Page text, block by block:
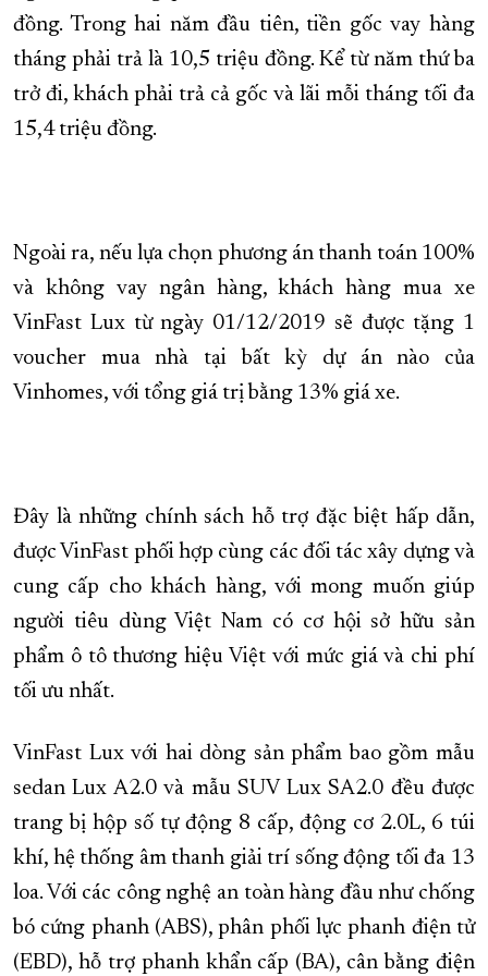
đồng. Trong hai năm đầu tiên, tiền gốc vay hàng
tháng phải trả là 10,5 triệu đồng. Kể từ năm thứ ba
trở đi, khách phải trả cả gốc và lãi mỗi tháng tối đa
15,4 triệu đồng.
Ngoài ra, nếu lựa chọn phương án thanh toán 100%
và không vay ngân hàng, khách hàng mua xe
VinFast Lux từ ngày 01/12/2019 sẽ được tặng 1
voucher mua nhà tại bất kỳ dự án nào của
Vinhomes, với tổng giá trị bằng 13% giá xe.
Đây là những chính sách hỗ trợ đặc biệt hấp dẫn,
được VinFast phối hợp cùng các đối tác xây dựng và
cung cấp cho khách hàng, với mong muốn giúp
người tiêu dùng Việt Nam có cơ hội sở hữu sản
phẩm ô tô thương hiệu Việt với mức giá và chi phí
tối ưu nhất.
VinFast Lux với hai dòng sản phẩm bao gồm mẫu
sedan Lux A2.0 và mẫu SUV Lux SA2.0 đều được
trang bị hộp số tự động 8 cấp, động cơ 2.0L, 6 túi
khí, hệ thống âm thanh giải trí sống động tối đa 13
loa. Với các công nghệ an toàn hàng đầu như chống
bó cứng phanh (ABS), phân phối lực phanh điện tử
(EBD), hỗ trợ phanh khẩn cấp (BA), cân bằng điện